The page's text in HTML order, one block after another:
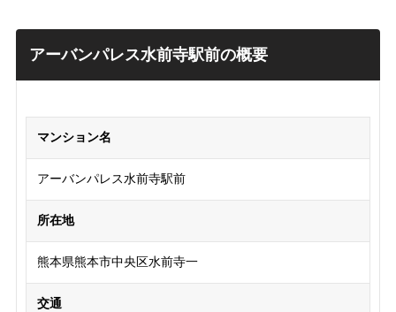
アーバンパレス水前寺駅前の概要
マンション名
アーバンパレス水前寺駅前
所在地
熊本県熊本市中央区水前寺一
交通